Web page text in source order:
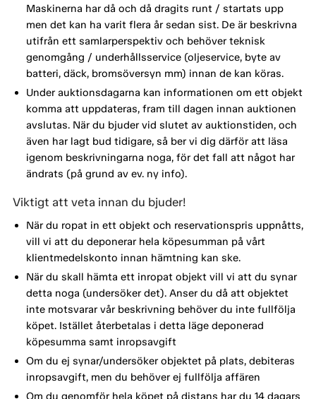
Maskinerna har då och då dragits runt / startats upp
men det kan ha varit flera år sedan sist. De är beskrivna
utifrån ett samlarperspektiv och behöver teknisk
genomgång / underhållsservice (oljeservice, byte av
batteri, däck, bromsöversyn mm) innan de kan köras.
Under auktionsdagarna kan informationen om ett objekt
komma att uppdateras, fram till dagen innan auktionen
avslutas. När du bjuder vid slutet av auktionstiden, och
även har lagt bud tidigare, så ber vi dig därför att läsa
igenom beskrivningarna noga, för det fall att något har
ändrats (på grund av ev. ny info).
Viktigt att veta innan du bjuder!
När du ropat in ett objekt och reservationspris uppnåtts,
vill vi att du deponerar hela köpesumman på vårt
klientmedelskonto innan hämtning kan ske.
När du skall hämta ett inropat objekt vill vi att du synar
detta noga (undersöker det). Anser du då att objektet
inte motsvarar vår beskrivning behöver du inte fullfölja
köpet. Istället återbetalas i detta läge deponerad
köpesumma samt inropsavgift
Om du ej synar/undersöker objektet på plats, debiteras
inropsavgift, men du behöver ej fullfölja affären